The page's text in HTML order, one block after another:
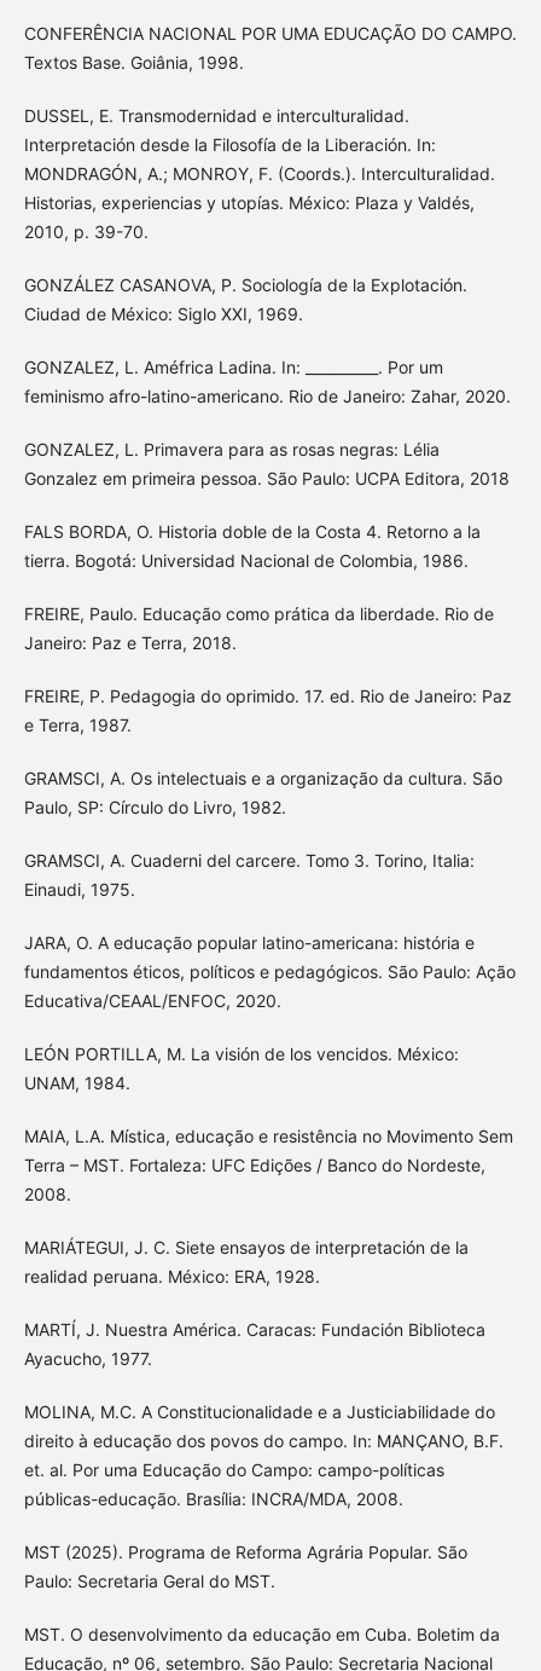
CONFERÊNCIA NACIONAL POR UMA EDUCAÇÃO DO CAMPO.
Textos Base. Goiânia, 1998.
DUSSEL, E. Transmodernidad e interculturalidad.
Interpretación desde la Filosofía de la Liberación. In:
MONDRAGÓN, A.; MONROY, F. (Coords.). Interculturalidad.
Historias, experiencias y utopías. México: Plaza y Valdés,
2010, p. 39-70.
GONZÁLEZ CASANOVA, P. Sociología de la Explotación.
Ciudad de México: Siglo XXI, 1969.
GONZALEZ, L. Améfrica Ladina. In: __________. Por um
feminismo afro-latino-americano. Rio de Janeiro: Zahar, 2020.
GONZALEZ, L. Primavera para as rosas negras: Lélia
Gonzalez em primeira pessoa. São Paulo: UCPA Editora, 2018
FALS BORDA, O. Historia doble de la Costa 4. Retorno a la
tierra. Bogotá: Universidad Nacional de Colombia, 1986.
FREIRE, Paulo. Educação como prática da liberdade. Rio de
Janeiro: Paz e Terra, 2018.
FREIRE, P. Pedagogia do oprimido. 17. ed. Rio de Janeiro: Paz
e Terra, 1987.
GRAMSCI, A. Os intelectuais e a organização da cultura. São
Paulo, SP: Círculo do Livro, 1982.
GRAMSCI, A. Cuaderni del carcere. Tomo 3. Torino, Italia:
Einaudi, 1975.
JARA, O. A educação popular latino-americana: história e
fundamentos éticos, políticos e pedagógicos. São Paulo: Ação
Educativa/CEAAL/ENFOC, 2020.
LEÓN PORTILLA, M. La visión de los vencidos. México:
UNAM, 1984.
MAIA, L.A. Mística, educação e resistência no Movimento Sem
Terra – MST. Fortaleza: UFC Edições / Banco do Nordeste,
2008.
MARIÁTEGUI, J. C. Siete ensayos de interpretación de la
realidad peruana. México: ERA, 1928.
MARTÍ, J. Nuestra América. Caracas: Fundación Biblioteca
Ayacucho, 1977.
MOLINA, M.C. A Constitucionalidade e a Justiciabilidade do
direito à educação dos povos do campo. In: MANÇANO, B.F.
et. al. Por uma Educação do Campo: campo-políticas
públicas-educação. Brasília: INCRA/MDA, 2008.
MST (2025). Programa de Reforma Agrária Popular. São
Paulo: Secretaria Geral do MST.
MST. O desenvolvimento da educação em Cuba. Boletim da
Educação, nº 06, setembro. São Paulo: Secretaria Nacional